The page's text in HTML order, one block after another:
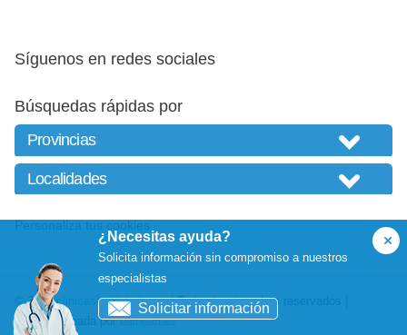
¿Necesitas ayuda?
Solicita información sin compromiso a nuestros
especialistas
Solicitar información
Síguenos en redes sociales
Búsquedas rápidas por
© 2026clinicasfertilidad.com| Todos los derechos reservados |
Website creada porbalneariais